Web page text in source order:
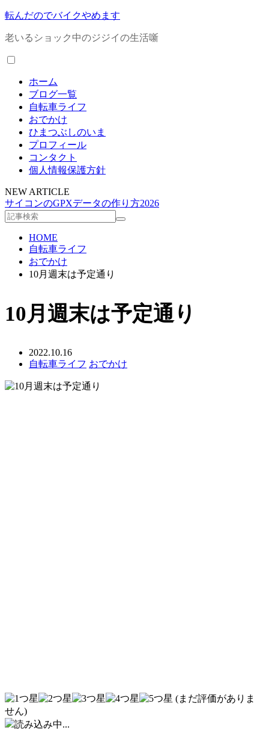
転んだのでバイクやめます
老いるショック中のジジイの生活噺
ホーム
ブログ一覧
自転車ライフ
おでかけ
ひまつぶしのいま
プロフィール
コンタクト
個人情報保護方針
NEW ARTICLE
サイコンのGPXデータの作り方2026
HOME
自転車ライフ
おでかけ
10月週末は予定通り
10月週末は予定通り
2022.10.16
自転車ライフ おでかけ
(まだ評価がありま
せん)
読み込み中...